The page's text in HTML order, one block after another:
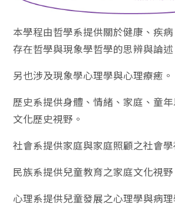
本學程由哲學系提供關於健康、疾
存在哲學與現象學哲學的思辨與論述
另也涉及現象學心理學與心理療癒。
歷史系提供身體、情緒、家庭、童
文化歷史視野。
社會系提供家庭與家庭照顧之社會學
民族系提供兒童教育之家庭文化視野
心理系提供兒童發展之心理學與病理